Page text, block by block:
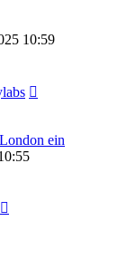
10:59
ein